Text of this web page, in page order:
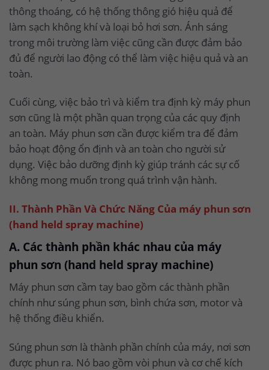
thông thoáng, có hệ thống thông gió hiệu quả để
làm sạch không khí và loại bỏ hơi sơn. Ánh sáng
trong môi trường làm việc cũng cần được đảm bảo
đủ để người lao động có thể làm việc hiệu quả và an
toàn.
Cuối cùng, việc bảo trì và kiểm tra định kỳ máy phun
sơn cũng là một phần quan trọng của các quy định
an toàn. Máy phun sơn cần được kiểm tra để đảm
bảo hoạt động ổn định và an toàn cho người sử
dụng. Việc bảo dưỡng định kỳ giúp tránh các sự cố
không mong muốn trong quá trình vận hành.
II. Thành Phần Và Chức Năng Của máy phun sơn
(hand held spray machine)
A. Các thành phần khác nhau của máy
phun sơn (hand held spray machine)
Máy phun sơn cầm tay bao gồm các thành phần
chính như súng phun sơn, bình chứa sơn, motor và
hệ thống điều khiển.
Súng phun sơn là thành phần chính của máy, nơi sơn
được phun ra. Nó bao gồm vòi phun và cơ chế kích